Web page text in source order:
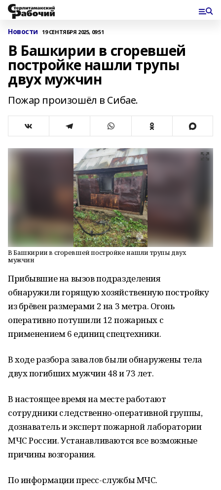
Новости 19 СЕНТЯБРЯ 2025, 09:51
В Башкирии в сгоревшей
постройке нашли трупы
двух мужчин
Пожар произошёл в Сибае.
В Башкирии в сгоревшей постройке нашли трупы двух
мужчин
Прибывшие на вызов подразделения
обнаружили горящую хозяйственную постройку
из брёвен размерами 2 на 3 метра. Огонь
оперативно потушили 12 пожарных с
применением 6 единиц спецтехники.
В ходе разбора завалов были обнаружены тела
двух погибших мужчин 48 и 73 лет.
В настоящее время на месте работают
сотрудники следственно-оперативной группы,
дознаватель и эксперт пожарной лаборатории
МЧС России. Устанавливаются все возможные
причины возгорания.
По информации пресс-службы МЧС.